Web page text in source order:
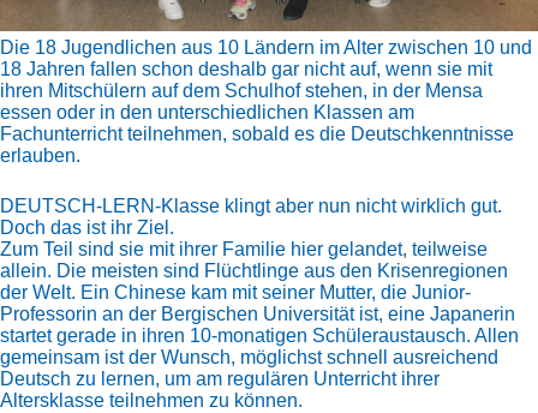
Die 18 Jugendlichen aus 10 Ländern im Alter zwischen 10 und
18 Jahren fallen schon deshalb gar nicht auf, wenn sie mit
ihren Mitschülern auf dem Schulhof stehen, in der Mensa
essen oder in den unterschiedlichen Klassen am
Fachunterricht teilnehmen, sobald es die Deutschkenntnisse
erlauben.
DEUTSCH-LERN-Klasse klingt aber nun nicht wirklich gut.
Doch das ist ihr Ziel.
Zum Teil sind sie mit ihrer Familie hier gelandet, teilweise
allein. Die meisten sind Flüchtlinge aus den Krisenregionen
der Welt. Ein Chinese kam mit seiner Mutter, die Junior-
Professorin an der Bergischen Universität ist, eine Japanerin
startet gerade in ihren 10-monatigen Schüleraustausch. Allen
gemeinsam ist der Wunsch, möglichst schnell ausreichend
Deutsch zu lernen, um am regulären Unterricht ihrer
Altersklasse teilnehmen zu können.